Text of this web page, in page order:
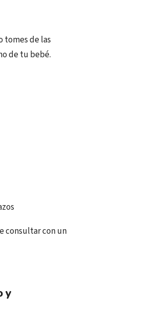
tomes de las
de tu bebé.
consultar con un
y